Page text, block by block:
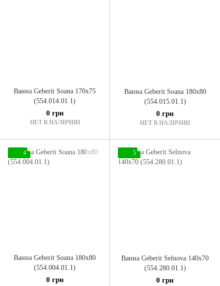
Ванна Geberit Soana 170x75
(554.014.01.1)
0 грн
НЕТ В НАЛИЧИИ
Ванна Geberit Soana 180x80
(554.015.01.1)
0 грн
НЕТ В НАЛИЧИИ
4
Ванна Geberit Soana 180x80
(554.004.01.1)
0 грн
5
Ванна Geberit Selnova 140x70
(554.280.01.1)
0 грн